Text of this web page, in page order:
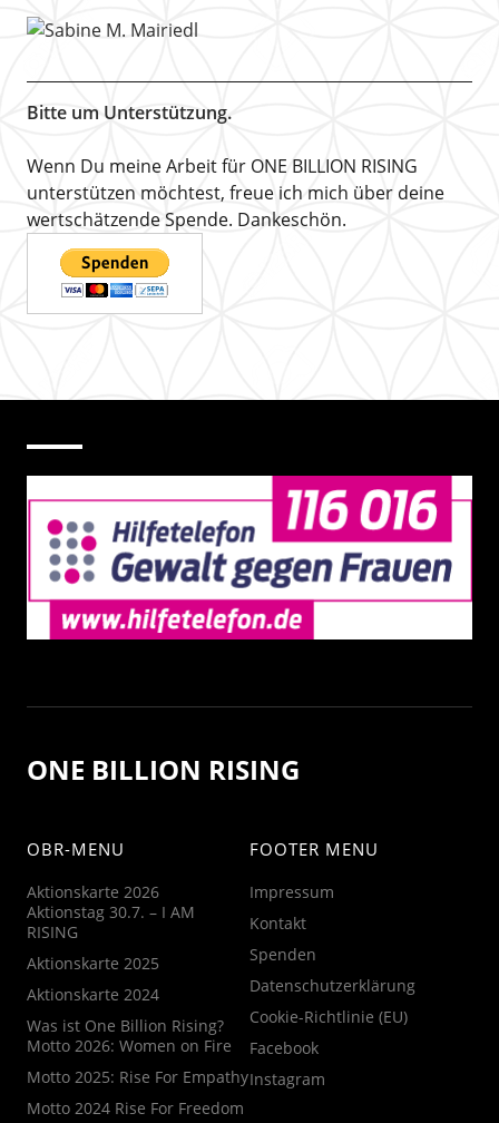
Bitte um Unterstützung.
Wenn Du meine Arbeit für ONE BILLION RISING
unterstützen möchtest, freue ich mich über deine
wertschätzende Spende. Dankeschön.
ONE BILLION RISING
OBR-MENU
Aktionskarte 2026
Aktionstag 30.7. – I AM
RISING
Aktionskarte 2025
Aktionskarte 2024
Was ist One Billion Rising?
Motto 2026: Women on Fire
Motto 2025: Rise For Empathy
Motto 2024 Rise For Freedom
FOOTER MENU
Impressum
Kontakt
Spenden
Datenschutzerklärung
Cookie-Richtlinie (EU)
Facebook
Instagram